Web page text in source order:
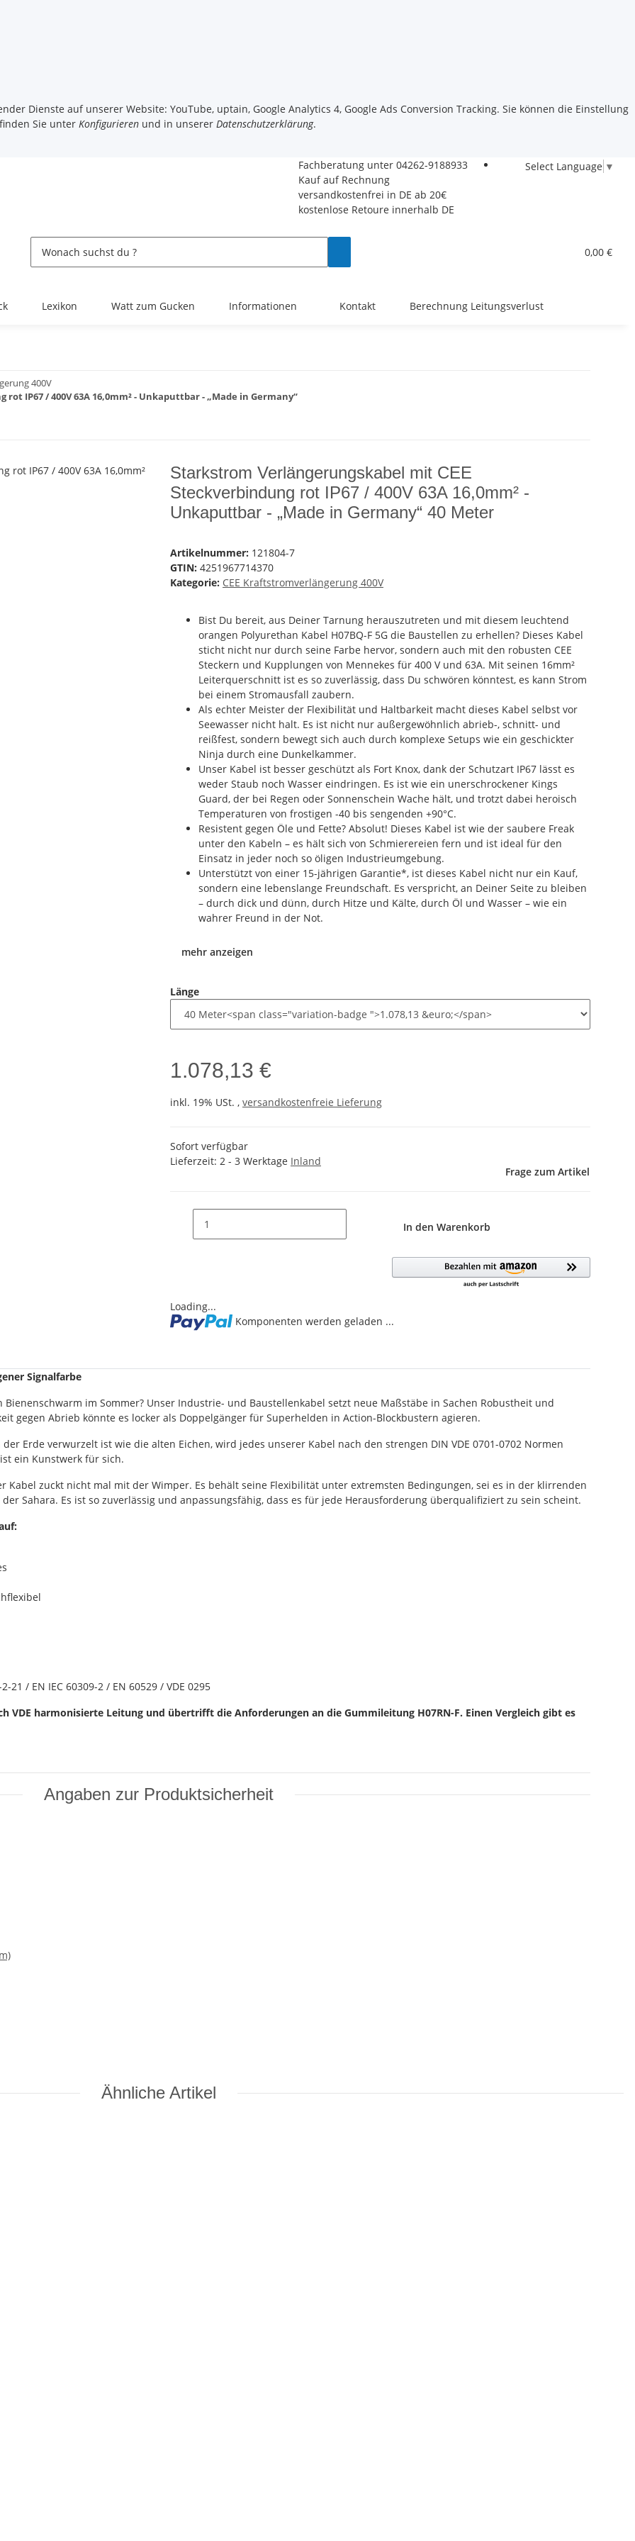
Dienste auf unserer Website: YouTube, uptain, Google Analytics 4, Google Ads Conversion Tracking. Sie können die Einstellung
Sie unter Konfigurieren und in unserer Datenschutzerklärung.
Fachberatung unter 04262-9188933
Kauf auf Rechnung
versandkostenfrei in DE ab 20€
kostenlose Retoure innerhalb DE
Select Language ▼
0,00 €
Lexikon Watt zum Gucken Informationen Kontakt Berechnung Leitungsverlust
400V
IP67 / 400V 63A 16,0mm² - Unkaputtbar - „Made in Germany“
Starkstrom Verlängerungskabel mit CEE
Steckverbindung rot IP67 / 400V 63A 16,0mm² -
Unkaputtbar - „Made in Germany“ 40 Meter
Artikelnummer: 121804-7
GTIN: 4251967714370
Kategorie: CEE Kraftstromverlängerung 400V
Bist Du bereit, aus Deiner Tarnung herauszutreten und mit diesem leuchtend
orangen Polyurethan Kabel H07BQ-F 5G die Baustellen zu erhellen? Dieses Kabel
sticht nicht nur durch seine Farbe hervor, sondern auch mit den robusten CEE
Steckern und Kupplungen von Mennekes für 400 V und 63A. Mit seinen 16mm²
Leiterquerschnitt ist es so zuverlässig, dass Du schwören könntest, es kann Strom
bei einem Stromausfall zaubern.
Als echter Meister der Flexibilität und Haltbarkeit macht dieses Kabel selbst vor
Seewasser nicht halt. Es ist nicht nur außergewöhnlich abrieb-, schnitt- und
reißfest, sondern bewegt sich auch durch komplexe Setups wie ein geschickter
Ninja durch eine Dunkelkammer.
Unser Kabel ist besser geschützt als Fort Knox, dank der Schutzart IP67 lässt es
weder Staub noch Wasser eindringen. Es ist wie ein unerschrockener Kings
Guard, der bei Regen oder Sonnenschein Wache hält, und trotzt dabei heroisch
Temperaturen von frostigen -40 bis sengenden +90°C.
Resistent gegen Öle und Fette? Absolut! Dieses Kabel ist wie der saubere Freak
unter den Kabeln – es hält sich von Schmierereien fern und ist ideal für den
Einsatz in jeder noch so öligen Industrieumgebung.
Unterstützt von einer 15-jährigen Garantie*, ist dieses Kabel nicht nur ein Kauf,
sondern eine lebenslange Freundschaft. Es verspricht, an Deiner Seite zu bleiben
– durch dick und dünn, durch Hitze und Kälte, durch Öl und Wasser – wie ein
wahrer Freund in der Not.
mehr anzeigen
Länge
1.078,13 €
inkl. 19% USt. , versandkostenfreie Lieferung
Sofort verfügbar
Lieferzeit: 2 - 3 Werktage Inland
Frage zum Artikel
In den Warenkorb
Loading...
Komponenten werden geladen ...
Signalfarbe
im Sommer? Unser Industrie- und Baustellenkabel setzt neue Maßstäbe in Sachen Robustheit und
gegen Abrieb könnte es locker als Doppelgänger für Superhelden in Action-Blockbustern agieren.
Erde verwurzelt ist wie die alten Eichen, wird jedes unserer Kabel nach den strengen DIN VDE 0701-0702 Normen
ein Kunstwerk für sich.
Kabel zuckt nicht mal mit der Wimper. Es behält seine Flexibilität unter extremsten Bedingungen, sei es in der klirrenden
Sahara. Es ist so zuverlässig und anpassungsfähig, dass es für jede Herausforderung überqualifiziert zu sein scheint.
/ EN IEC 60309-2 / EN 60529 / VDE 0295
VDE harmonisierte Leitung und übertrifft die Anforderungen an die Gummileitung H07RN-F. Einen Vergleich gibt es
Angaben zur Produktsicherheit
Ähnliche Artikel